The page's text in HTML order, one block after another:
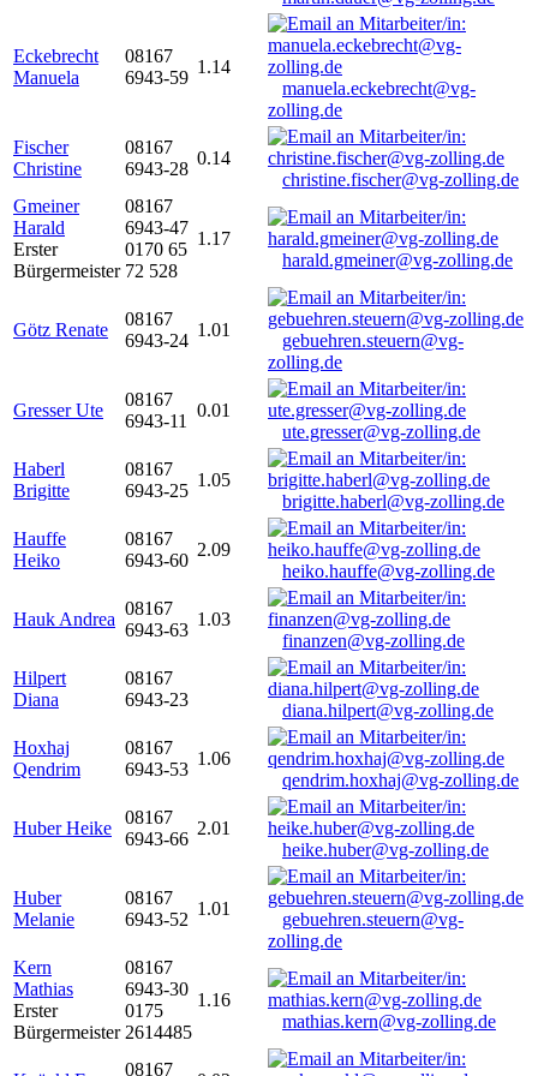
Eckebrecht
Manuela
08167
6943-59
1.14
manuela.eckebrecht@vg-
zolling.de
Fischer
Christine
08167
6943-28
0.14
christine.fischer@vg-zolling.de
Gmeiner
Harald
Erster
Bürgermeister
08167
6943-47
0170 65
72 528
1.17
harald.gmeiner@vg-zolling.de
Götz Renate
08167
6943-24
1.01
gebuehren.steuern@vg-
zolling.de
Gresser Ute
08167
6943-11
0.01
ute.gresser@vg-zolling.de
Haberl
Brigitte
08167
6943-25
1.05
brigitte.haberl@vg-zolling.de
Hauffe
Heiko
08167
6943-60
2.09
heiko.hauffe@vg-zolling.de
Hauk Andrea
08167
6943-63
1.03
finanzen@vg-zolling.de
Hilpert
Diana
08167
6943-23
diana.hilpert@vg-zolling.de
Hoxhaj
Qendrim
08167
6943-53
1.06
qendrim.hoxhaj@vg-zolling.de
Huber Heike
08167
6943-66
2.01
heike.huber@vg-zolling.de
Huber
Melanie
08167
6943-52
1.01
gebuehren.steuern@vg-
zolling.de
Kern
Mathias
Erster
Bürgermeister
08167
6943-30
0175
2614485
1.16
mathias.kern@vg-zolling.de
08167